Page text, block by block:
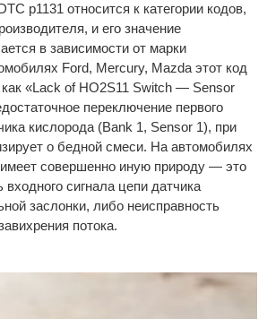
p1131 относится к категории кодов,
и его значение
в зависимости от марки
Ford, Mercury, Mazda этот код
«Lack of HO2S11 Switch — Sensor
переключение первого
кислорода (Bank 1, Sensor 1), при
о бедной смеси. На автомобилях
совершенно иную природу — это
входного сигнала цепи датчика
заслонки, либо неисправность
потока.